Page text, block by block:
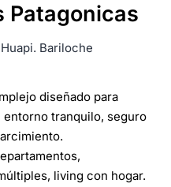
Patagonicas
Bariloche
diseñado para
tranquilo, seguro
living con hogar.